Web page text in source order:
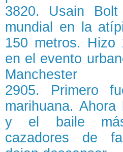
3820. Usain
mundial en la
150 metros. Hizo
en el evento
Manchester
2905. Primero
marihuana.
y el baile
cazadores de